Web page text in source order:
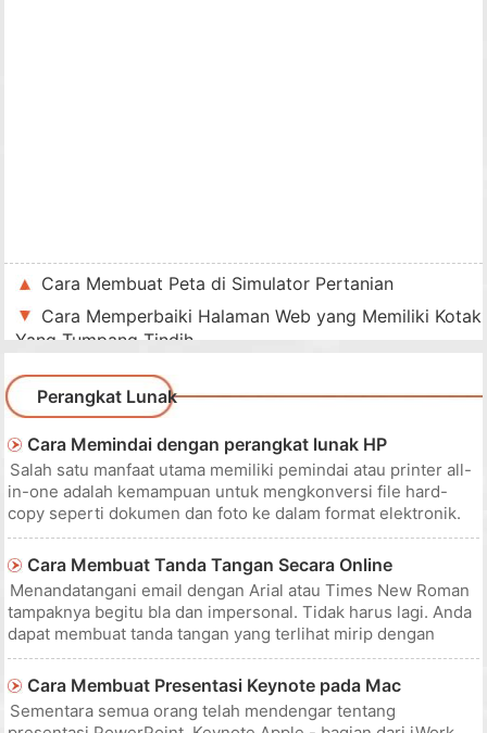
Cara Membuat Peta di Simulator Pertanian
Cara Memperbaiki Halaman Web yang Memiliki Kotak
Yang Tumpang Tindih
Perangkat Lunak
Cara Memindai dengan perangkat lunak HP
Salah satu manfaat utama memiliki pemindai atau printer all-
in-one adalah kemampuan untuk mengkonversi file hard-
copy seperti dokumen dan foto ke dalam format elektronik.
Banyak pemindai HP dan printer all-in-one menyertakan
perangkat lunak Pusat Solusi HP, yang memungkinkan Anda
menyimpan pinda
Cara Membuat Tanda Tangan Secara Online
Menandatangani email dengan Arial atau Times New Roman
tampaknya begitu bla dan impersonal. Tidak harus lagi. Anda
dapat membuat tanda tangan yang terlihat mirip dengan
tulisan tangan Anda sendiri. Anda bahkan dapat membuat
tanda tangan email di Microsoft Outlook yang menyertakan
salinan tanda t
Cara Membuat Presentasi Keynote pada Mac
Sementara semua orang telah mendengar tentang